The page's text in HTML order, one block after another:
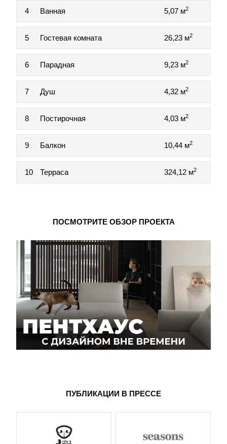
4 Ванная 5,07 м2
5 Гостевая комната 26,23 м2
6 Парадная 9,23 м2
7 Душ 4,32 м2
8 Постирочная 4,03 м2
9 Балкон 10,44 м2
10 Терраса 324,12 м2
ПОСМОТРИТЕ ОБЗОР ПРОЕКТА
ПУБЛИКАЦИИ В ПРЕССЕ